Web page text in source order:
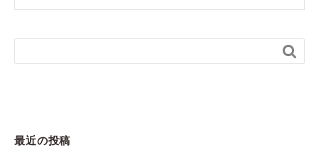

最近の投稿